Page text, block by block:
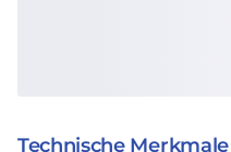
Technische Merkmale